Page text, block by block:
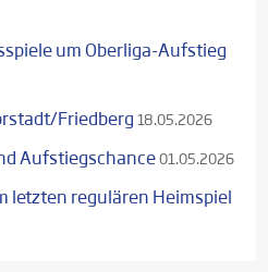
um Oberliga-Aufstieg
Friedberg 18.05.2026
Aufstiegschance01.05.2026
letzten regulären Heimspiel